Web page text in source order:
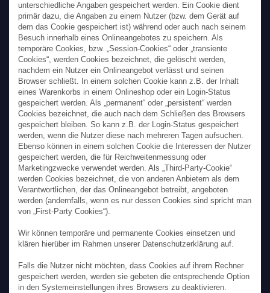
unterschiedliche Angaben gespeichert werden. Ein Cookie dient
primär dazu, die Angaben zu einem Nutzer (bzw. dem Gerät auf
dem das Cookie gespeichert ist) während oder auch nach seinem
Besuch innerhalb eines Onlineangebotes zu speichern. Als
temporäre Cookies, bzw. „Session-Cookies“ oder „transiente
Cookies“, werden Cookies bezeichnet, die gelöscht werden,
nachdem ein Nutzer ein Onlineangebot verlässt und seinen
Browser schließt. In einem solchen Cookie kann z.B. der Inhalt
eines Warenkorbs in einem Onlineshop oder ein Login-Status
gespeichert werden. Als „permanent“ oder „persistent“ werden
Cookies bezeichnet, die auch nach dem Schließen des Browsers
gespeichert bleiben. So kann z.B. der Login-Status gespeichert
werden, wenn die Nutzer diese nach mehreren Tagen aufsuchen.
Ebenso können in einem solchen Cookie die Interessen der Nutzer
gespeichert werden, die für Reichweitenmessung oder
Marketingzwecke verwendet werden. Als „Third-Party-Cookie“
werden Cookies bezeichnet, die von anderen Anbietern als dem
Verantwortlichen, der das Onlineangebot betreibt, angeboten
werden (andernfalls, wenn es nur dessen Cookies sind spricht man
von „First-Party Cookies“).
Wir können temporäre und permanente Cookies einsetzen und
klären hierüber im Rahmen unserer Datenschutzerklärung auf.
Falls die Nutzer nicht möchten, dass Cookies auf ihrem Rechner
gespeichert werden, werden sie gebeten die entsprechende Option
in den Systemeinstellungen ihres Browsers zu deaktivieren.